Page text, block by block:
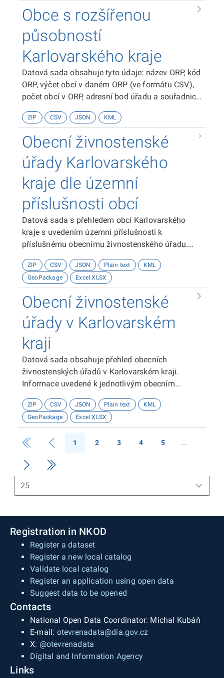
systému S-JTSK. Dokumentace k datové sadě je
ke stažení zde.
Obce s rozšířenou
působností
Karlovarského kraje
Datová sada obsahuje tyto údaje: název ORP, kód
ORP, výčet obcí v daném ORP (ve formátu CSV),
počet obcí v ORP, adresní bod úřadu a souřadnice
WGS84 ve formátu WKT. Vrstva je polygonová, v
ZIP CSV JSON KML
Obecní živnostenské
úřady Karlovarského
kraje dle územní
příslušnosti obcí
Datová sada s přehledem obcí Karlovarského
kraje s uvedením územní příslušnosti k
příslušnému obecnímu živnostenského úřadu.
obce; informace k jednotlivým obecním
živnostenským úřadům: název, sídlo úřadu, odbor,
sídlo, kód adresy, ID datové schránky, webové
stránky, telefonní kontakt živnostenského úřadu,
telefonní kontakt městského úřadu, kontaktní e-
mail a prostorová lokalizace živnostenského
úřadu. Souřadnicový systém je použit WGS
1984.Původním zdrojem dat je Krajský úřad
Karlovarského kraje.
ZIP CSV JSON Plain text
KML
GeoPackage
Excel XLSX
Obecní živnostenské
úřady v Karlovarském
kraji
Datová sada obsahuje přehled obecních
živnostenských úřadů v Karlovarském kraji.
Informace uvedené k jednotlivým obecním
název subjektu, identifikační číslo, právní forma,
sídlo, kód adresy, ID datové schránky, územní
kontakt živnostenského úřadu, telefonní kontakt
lokalizace živnostenského úřadu. Souřadnicový
systém je použit WGS 1984.Původním zdrojem
ZIP CSV JSON Plain text
KML
GeoPackage
Excel XLSX
1 2 3 4 5
Registration in NKOD
Register a dataset
Register a new local catalog
Validate local catalog
Register an application using open data
Suggest data to be opened
Contacts
National Open Data Coordinator: Michal Kubáň
E-mail: otevrenadata@dia.gov.cz
X: @otevrenadata
Digital and Information Agency
Links